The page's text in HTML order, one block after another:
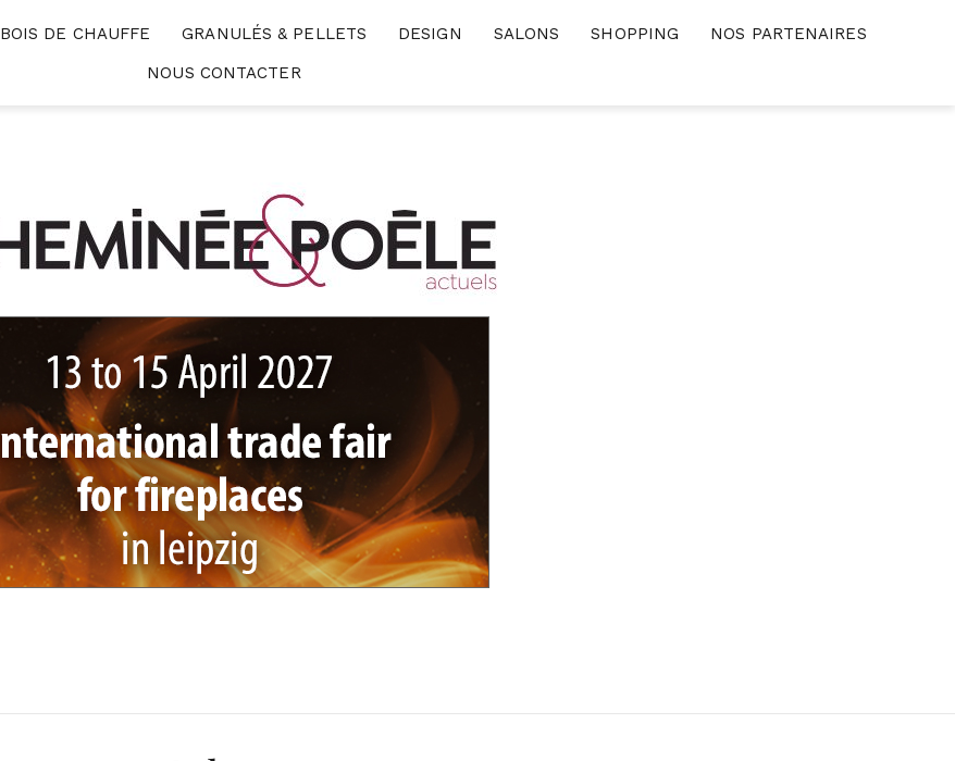
BOIS DE CHAUFFE GRANULÉS & PELLETS DESIGN SALONS SHOPPING
NOS PARTENAIRES
NOUS CONTACTER